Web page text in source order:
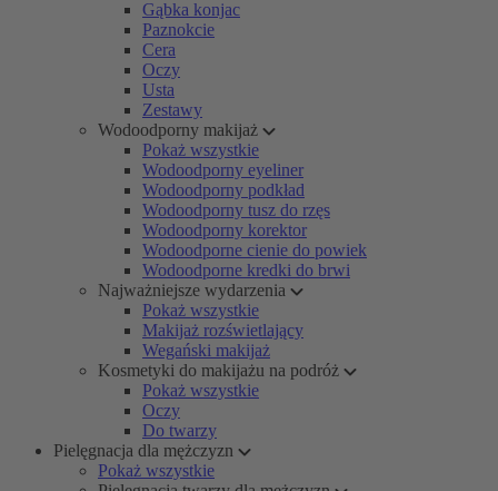
Gąbka konjac
Paznokcie
Cera
Oczy
Usta
Zestawy
Wodoodporny makijaż
Pokaż wszystkie
Wodoodporny eyeliner
Wodoodporny podkład
Wodoodporny tusz do rzęs
Wodoodporny korektor
Wodoodporne cienie do powiek
Wodoodporne kredki do brwi
Najważniejsze wydarzenia
Pokaż wszystkie
Makijaż rozświetlający
Wegański makijaż
Kosmetyki do makijażu na podróż
Pokaż wszystkie
Oczy
Do twarzy
Pielęgnacja dla mężczyzn
Pokaż wszystkie